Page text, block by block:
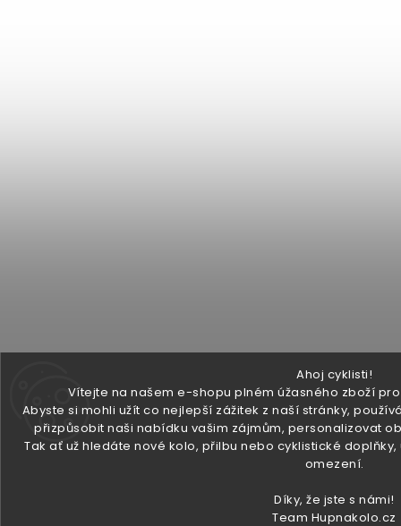
Ahoj cyklisti!
Vítejte na našem e-shopu plném úžasného zboží
Abyste si mohli užít co nejlepší zážitek z naší stránky,
přizpůsobit naši nabídku vašim zájmům, personalizovat
Tak ať už hledáte nové kolo, přilbu nebo cyklistické
omezení.
Díky, že jste s námi!
Team Hupnakolo.cz